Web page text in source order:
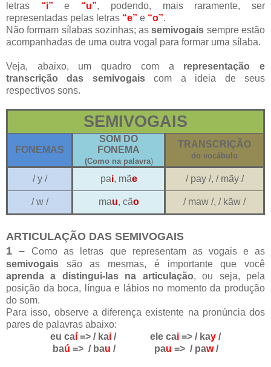
letras “i” e “u”, podendo, mais raramente, ser
representadas pelas letras “e” e “o”.
Não formam sílabas sozinhas; assemivogais sempre estão
acompanhadas de uma outra vogal para formar uma sílaba.
Veja, abaixo, um quadro com a representação e
transcrição das semivogaiscom a ideia de seus
respectivos sons.
SEMIVOGAIS
FONEMAS
SOM DO
FONEMA
(Como na palavra)
TRANSCRIÇÃO
do vocábulo
/ y / pai, mãe / pay /, / mãy /
/ w / mau, cão / maw /, / kãw /
ARTICULAÇÃO DAS SEMIVOGAIS
1 –Como as letras que representam as vogais e as
semivogais são as mesmas, é importante que você
aprenda a distingui-las na articulação, ou seja, pela
posição da boca, língua e lábios no momento da produção
do som.
Para isso, observe a diferença existente na pronúncia dos
pares de palavras abaixo:
eu caí => / kai / ele cai => / kay /
baú => / bau / pau => / paw/